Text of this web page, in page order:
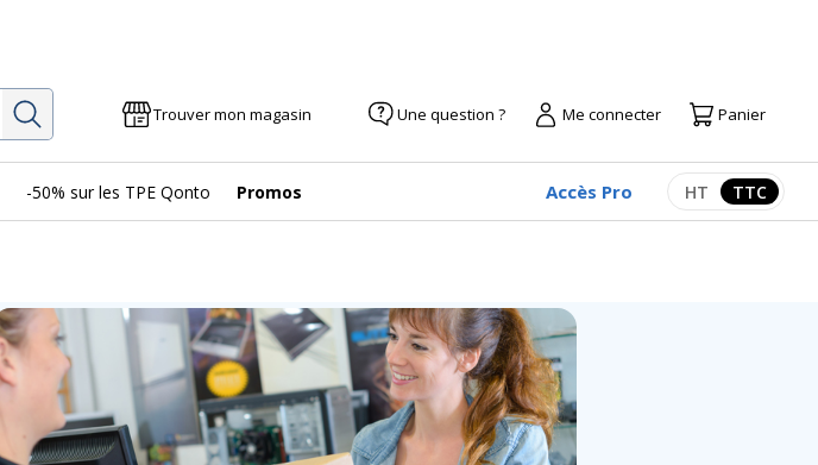
Rechercher Trouver mon magasin Une question ? Me connecter Panier
-50% sur les TPE Qonto Promos Accès Pro Afficher les
HT TTC